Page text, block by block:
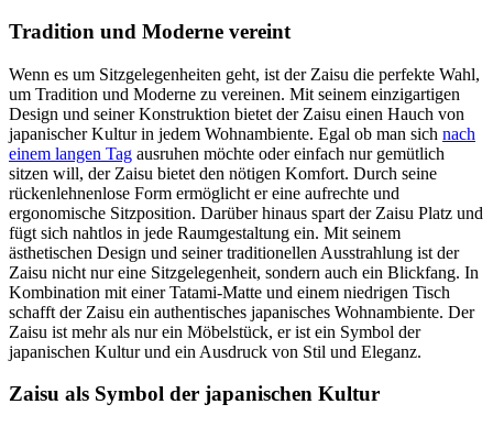
Tradition und Moderne vereint
Wenn es um Sitzgelegenheiten geht, ist der Zaisu die perfekte Wahl,
um Tradition und Moderne zu vereinen. Mit seinem einzigartigen
Design und seiner Konstruktion bietet der Zaisu einen Hauch von
japanischer Kultur in jedem Wohnambiente. Egal ob man sich nach
einem langen Tag ausruhen möchte oder einfach nur gemütlich
sitzen will, der Zaisu bietet den nötigen Komfort. Durch seine
rückenlehnenlose Form ermöglicht er eine aufrechte und
ergonomische Sitzposition. Darüber hinaus spart der Zaisu Platz und
fügt sich nahtlos in jede Raumgestaltung ein. Mit seinem
ästhetischen Design und seiner traditionellen Ausstrahlung ist der
Zaisu nicht nur eine Sitzgelegenheit, sondern auch ein Blickfang. In
Kombination mit einer Tatami-Matte und einem niedrigen Tisch
schafft der Zaisu ein authentisches japanisches Wohnambiente. Der
Zaisu ist mehr als nur ein Möbelstück, er ist ein Symbol der
japanischen Kultur und ein Ausdruck von Stil und Eleganz.
Zaisu als Symbol der japanischen Kultur